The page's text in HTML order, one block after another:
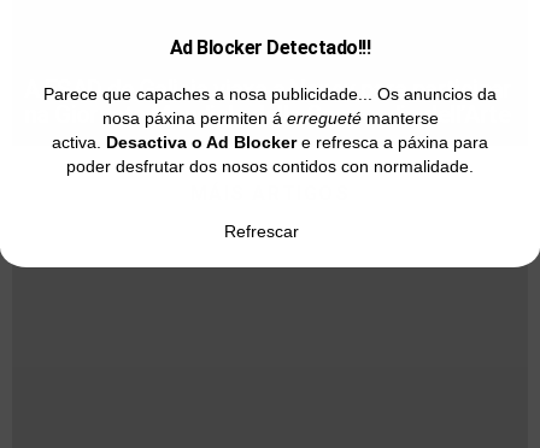
A ESAD de Galicia viaxa a Nancy para participar
na Giornata Mondiale della Commedia dell’Arte
Ad Blocker Detectado!!!
Parece que capaches a nosa publicidade... Os anuncios da
nosa páxina permiten á erreguetémanterse
activa. Desactiva o Ad Blockere refresca a páxina para
poder desfrutar dos nosos contidos con normalidade.
Refrescar